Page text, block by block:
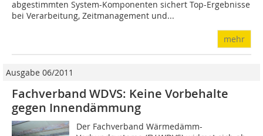
abgestimmten System-Komponenten sichert Top-Ergebnisse
bei Verarbeitung, Zeitmanagement und...
mehr
Ausgabe 06/2011
Fachverband WDVS: Keine Vorbehalte
gegen Innendämmung
Der Fachverband Wärmedämm-